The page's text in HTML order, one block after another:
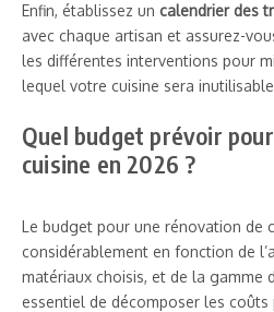
Enfin, établissez un calendrier des
avec chaque artisan et assurez-
les différentes interventions pour
lequel votre cuisine sera
Quel budget prévoir
cuisine en 2026 ?
Le budget pour une rénovation de
considérablement en fonction de
matériaux choisis, et de la gamme
essentiel de décomposer les